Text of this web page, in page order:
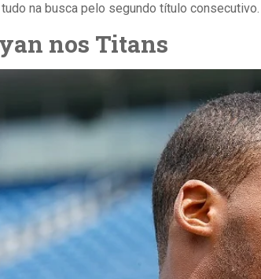
na busca pelo segundo título consecutivo.
nos Titans